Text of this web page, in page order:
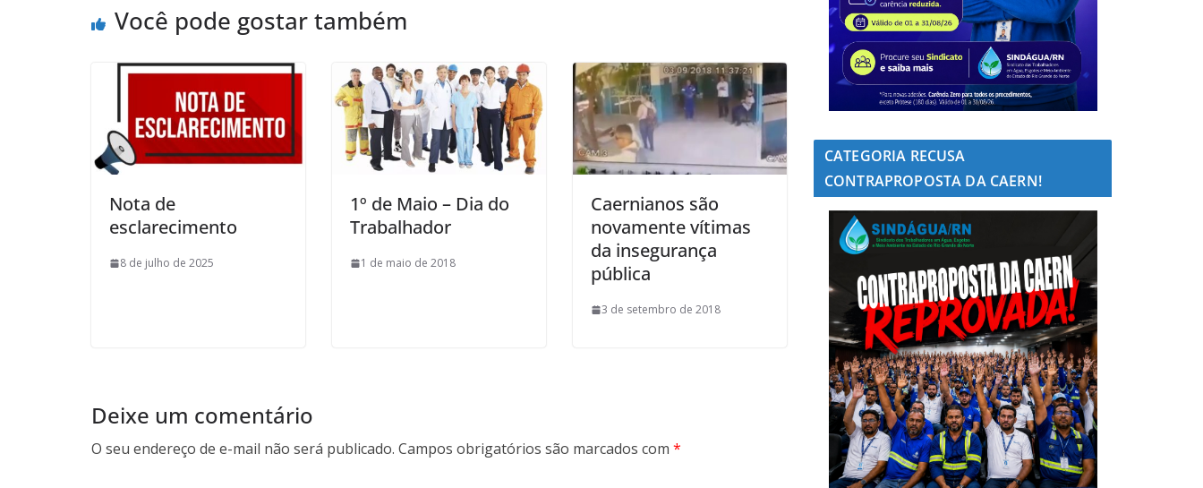
Você pode gostar também
Nota de
esclarecimento
8 de julho de 2025
1º de Maio – Dia do
Trabalhador
1 de maio de 2018
Caernianos são
novamente vítimas
da insegurança
pública
3 de setembro de 2018
Deixe um comentário
O seu endereço de e-mail não será publicado. Campos obrigatórios são marcados com *
CATEGORIA RECUSA
CONTRAPROPOSTA DA CAERN!